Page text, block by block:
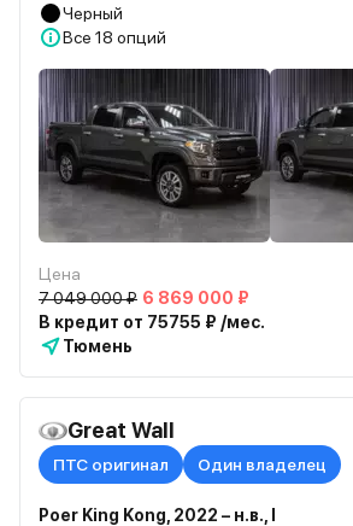
Черный
Все 18 опций
Цена
7 049 000 ₽ 6 869 000 ₽
В кредит от 75755 ₽ /мес.
Тюмень
Great Wall
ПТС оригинал Один владелец
Poer King Kong, 2022 – н.в., I